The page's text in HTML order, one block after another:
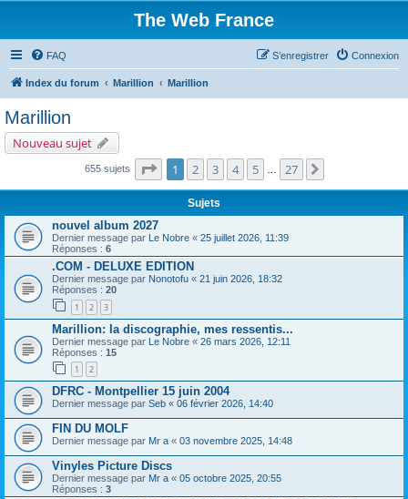
The Web France
FAQ Connexion
S’enregistrer
Index du forum Marillion Marillion
Marillion
Nouveau sujet
655 sujets Page sur27
1 2 3 4 5 27
Sujets
nouvel album 2027
Dernier message par Le Nobre « 25 juillet 2026, 11:39
Réponses : 6
.COM - DELUXE EDITION
Dernier message par Nonotofu « 21 juin 2026, 18:32
Réponses : 20
1 2 3
Marillion: la discographie, mes ressentis...
Dernier message par Le Nobre « 26 mars 2026, 12:11
Réponses : 15
1 2
DFRC - Montpellier 15 juin 2004
Dernier message par Seb « 06 février 2026, 14:40
FIN DU MOLF
Dernier message par Mr a « 03 novembre 2025, 14:48
Vinyles Picture Discs
Dernier message par Mr a « 05 octobre 2025, 20:55
Réponses : 3